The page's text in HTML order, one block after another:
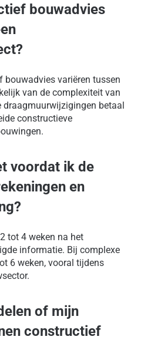
bouwadvies
bouwadvies variëren tussen
van de complexiteit van
draagmuurwijzigingen betaal
constructieve
voordat ik de
en
tot 4 weken na het
informatie. Bij complexe
6 weken, vooral tijdens
of mijn
constructief